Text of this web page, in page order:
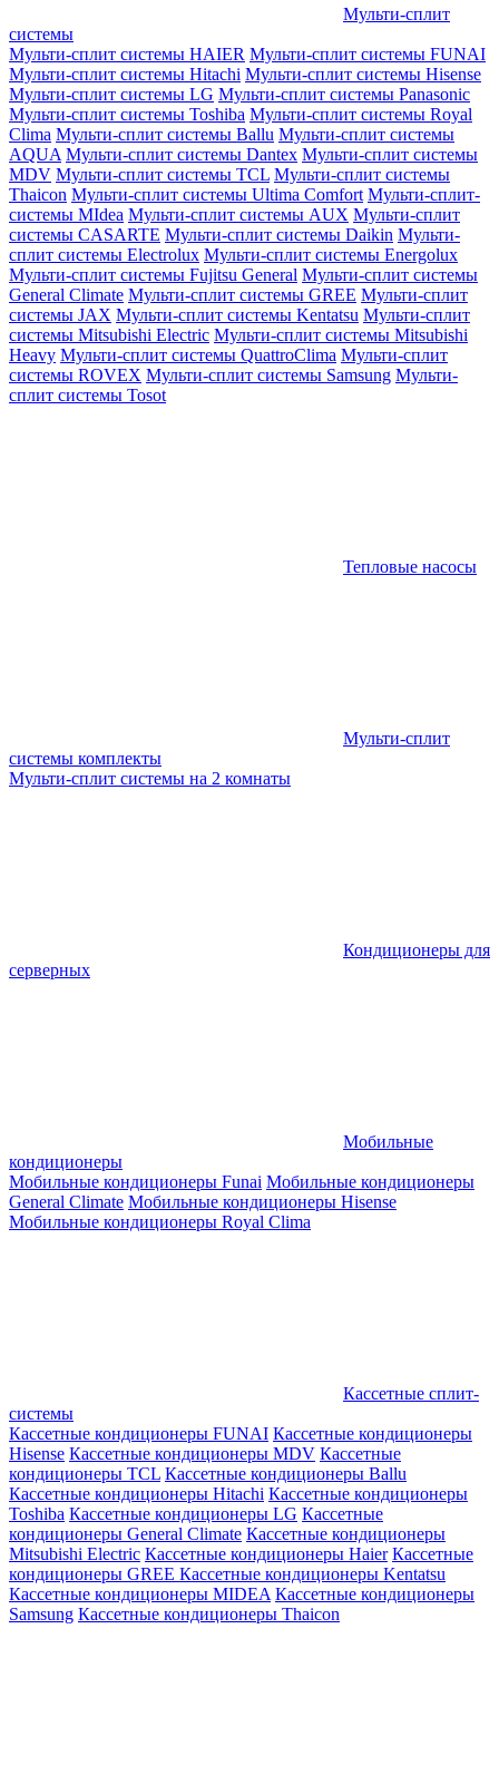
Мульти-сплит
системы
Мульти-сплит системы HAIER Мульти-сплит системы FUNAI
Мульти-сплит системы Hitachi Мульти-сплит системы Hisense
Мульти-сплит системы LG Мульти-сплит системы Panasonic
Мульти-сплит системы Toshiba Мульти-сплит системы Royal
Clima Мульти-сплит системы Ballu Мульти-сплит системы
AQUA Мульти-сплит системы Dantex Мульти-сплит системы
MDV Мульти-сплит системы TCL Мульти-сплит системы
Thaicon Мульти-сплит системы Ultima Comfort Мульти-сплит-
системы MIdea Мульти-сплит системы AUX Мульти-сплит
системы CASARTE Мульти-сплит системы Daikin Мульти-
сплит системы Electrolux Мульти-сплит системы Energolux
Мульти-сплит системы Fujitsu General Мульти-сплит системы
General Climate Мульти-сплит системы GREE Мульти-сплит
системы JAX Мульти-сплит системы Kentatsu Мульти-сплит
системы Mitsubishi Electric Мульти-сплит системы Mitsubishi
Heavy Мульти-сплит системы QuattroClima Мульти-сплит
системы ROVEX Мульти-сплит системы Samsung Мульти-
сплит системы Tosot
Тепловые насосы
Мульти-сплит
системы комплекты
Мульти-сплит системы на 2 комнаты
Кондиционеры для
серверных
Мобильные
кондиционеры
Мобильные кондиционеры Funai Мобильные кондиционеры
General Climate Мобильные кондиционеры Hisense
Мобильные кондиционеры Royal Clima
Кассетные сплит-
системы
Кассетные кондиционеры FUNAI Кассетные кондиционеры
Hisense Кассетные кондиционеры MDV Кассетные
кондиционеры TCL Кассетные кондиционеры Ballu
Кассетные кондиционеры Hitachi Кассетные кондиционеры
Toshiba Кассетные кондиционеры LG Кассетные
кондиционеры General Climate Кассетные кондиционеры
Mitsubishi Electric Кассетные кондиционеры Haier Кассетные
кондиционеры GREE Кассетные кондиционеры Kentatsu
Кассетные кондиционеры MIDEA Кассетные кондиционеры
Samsung Кассетные кондиционеры Thaicon